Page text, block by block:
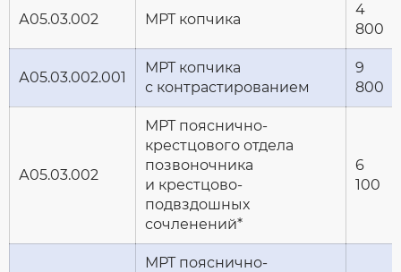
А05.03.002 МРТ копчика
4
800
А05.03.002.001
МРТ копчика
с контрастированием
9
800
А05.03.002
МРТ пояснично-
крестцового отдела
позвоночника
и крестцово-
подвздошных
сочленений*
6
100
МРТ пояснично-